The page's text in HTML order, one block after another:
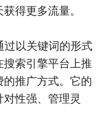
得更多流量。
过以关键词的形式
索引擎平台上推
的推广方式。它的
性强、管理灵